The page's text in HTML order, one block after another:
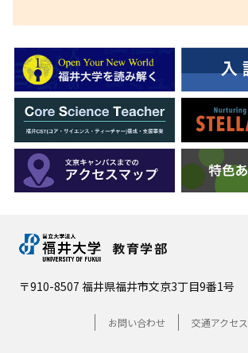
教育学部
〒910-8507 福井県福井市文京3丁目9番1号
お問い合わせ 交通アクセス